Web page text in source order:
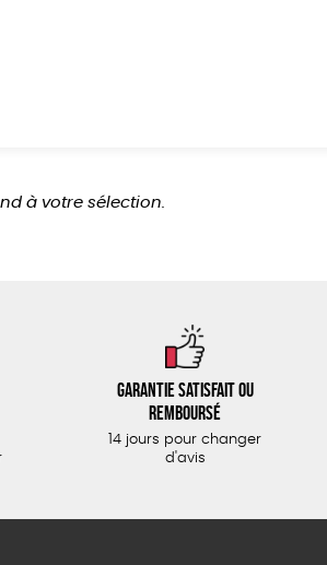
à votre sélection.
Garantie satisfait ou
remboursé
14 jours pour changer
d'avis